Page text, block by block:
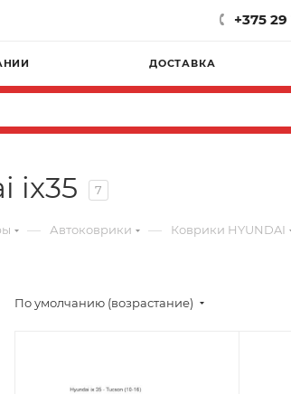
+375 29
ДОСТАВКА
ix35 7
— Автоковрики — Коврики HYUNDAI
По умолчанию (возрастание)